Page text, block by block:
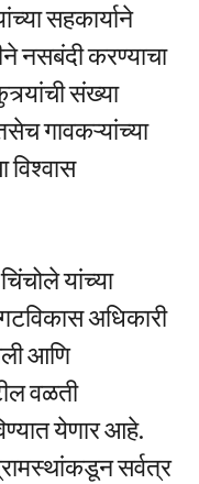
सहकार्याने
नसबंदी करण्याचा
संख्या
गावकऱ्यांच्या
विश्वास
यांच्या
अधिकारी
आणि
वळती
येणार आहे.
सर्वत्र